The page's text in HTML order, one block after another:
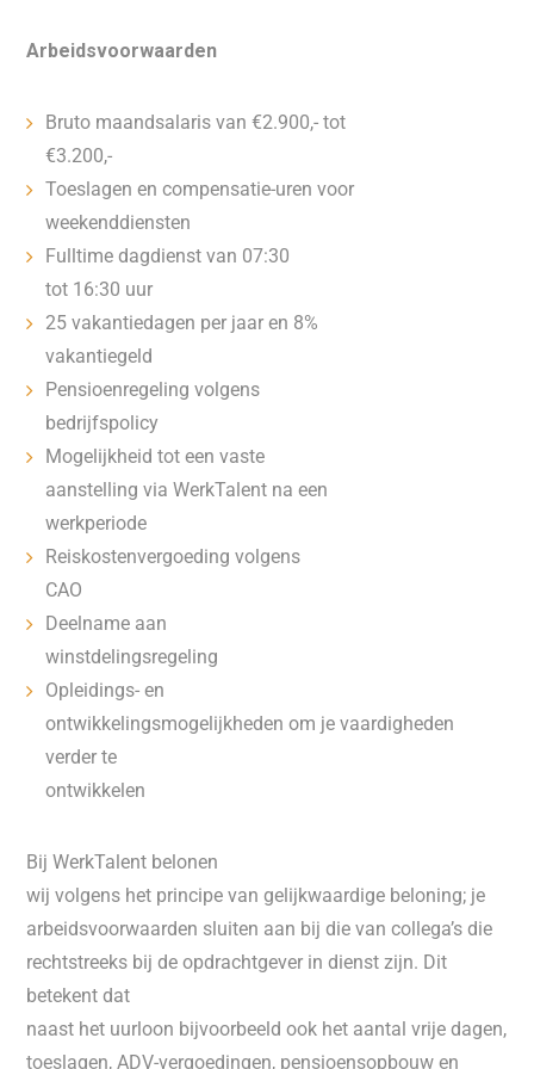
Arbeidsvoorwaarden
Bruto maandsalaris van €2.900,- tot
€3.200,-
Toeslagen en compensatie-uren voor
weekenddiensten
Fulltime dagdienst van 07:30
tot 16:30 uur
25 vakantiedagen per jaar en 8%
vakantiegeld
Pensioenregeling volgens
bedrijfspolicy
Mogelijkheid tot een vaste
aanstelling via WerkTalent na een
werkperiode
Reiskostenvergoeding volgens
CAO
Deelname aan
winstdelingsregeling
Opleidings- en
ontwikkelingsmogelijkheden om je vaardigheden
verder te
ontwikkelen
Bij WerkTalent belonen
wij volgens het principe van gelijkwaardige beloning; je
arbeidsvoorwaarden sluiten aan bij die van collega’s die
rechtstreeks bij de opdrachtgever in dienst zijn. Dit
betekent dat
naast het uurloon bijvoorbeeld ook het aantal vrije dagen,
toeslagen, ADV-vergoedingen, pensioensopbouw en